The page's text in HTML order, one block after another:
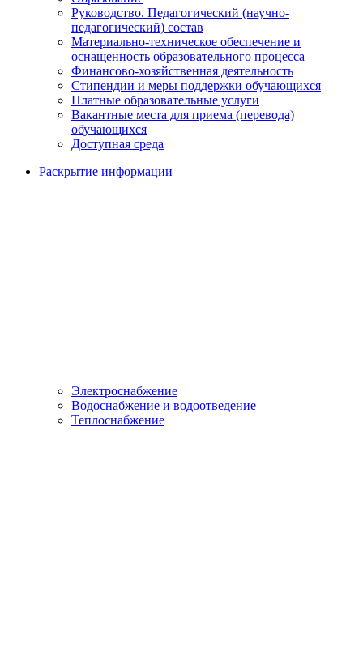
Руководство. Педагогический (научно-
педагогический) состав
Материально-техническое обеспечение и
оснащенность образовательного процесса
Финансово-хозяйственная деятельность
Стипендии и меры поддержки обучающихся
Платные образовательные услуги
Вакантные места для приема (перевода)
обучающихся
Доступная среда
Раскрытие информации
Электроснабжение
Водоснабжение и водоотведение
Теплоснабжение